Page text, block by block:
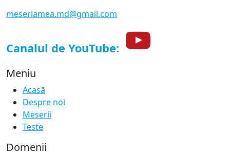
meseriamea.md@gmail.com
Canalul de YouTube:
Meniu
Acasă
Despre noi
Meserii
Teste
Domenii